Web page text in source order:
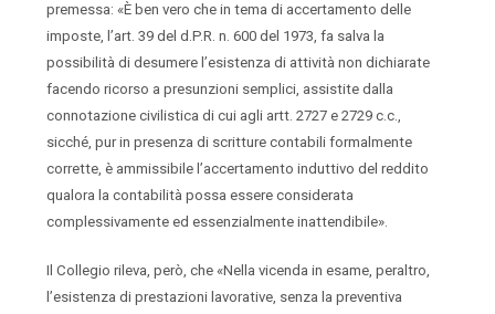
premessa: «È ben vero che in tema di accertamento delle
imposte, l’art. 39 del d.P.R. n. 600 del 1973, fa salva la
possibilità di desumere l’esistenza di attività non dichiarate
facendo ricorso a presunzioni semplici, assistite dalla
connotazione civilistica di cui agli artt. 2727 e 2729 c.c.,
sicché, pur in presenza di scritture contabili formalmente
corrette, è ammissibile l’accertamento induttivo del reddito
qualora la contabilità possa essere considerata
complessivamente ed essenzialmente inattendibile».
Il Collegio rileva, però, che «Nella vicenda in esame, peraltro,
l’esistenza di prestazioni lavorative, senza la preventiva